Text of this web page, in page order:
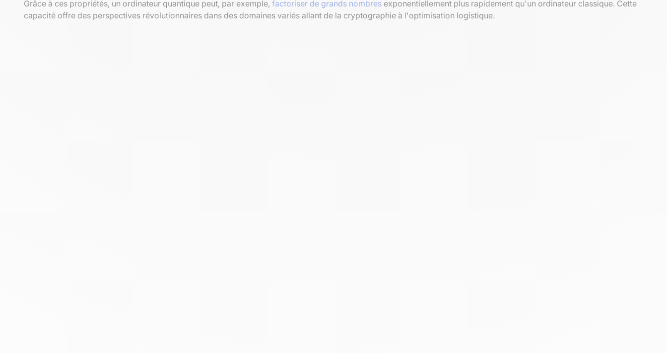
Grâce à ces propriétés, un ordinateur quantique peut, par exemple, factoriser de grands nombres exponentiellement plus rapidement qu'un ordinateur classique. Cette
capacité offre des perspectives révolutionnaires dans des domaines variés allant de la cryptographie à l'optimisation logistique.